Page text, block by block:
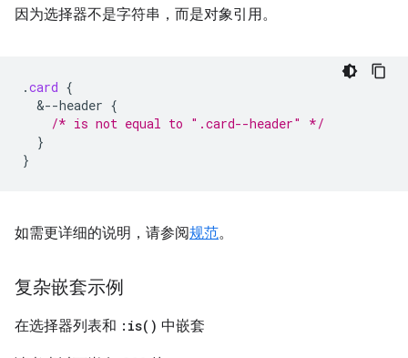
因为选择器不是字符串，而是对象引用。
.card {
&--header {
/* is not equal to ".card--header" */
}
}
如需更详细的说明，请参阅规范。
复杂嵌套示例
在选择器列表和 : is( ) 中嵌套